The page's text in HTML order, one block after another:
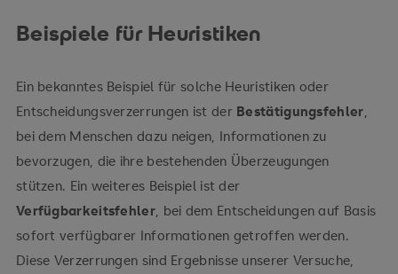
Beispiele für Heuristiken
Ein bekanntes Beispiel für solche Heuristiken oder
Entscheidungs­verzerrungen ist der Bestätigungsfehler
bei dem Menschen dazu neigen, Informationen zu
bevorzugen, die ihre bestehenden Überzeugungen
stützen. Ein weiteres Beispiel ist der
Verfügbarkeitsfehler, bei dem Entscheidungen auf Basis
sofort verfügbarer Informationen getroffen werden.
Diese Verzerrungen sind Ergebnisse unserer Versuche,